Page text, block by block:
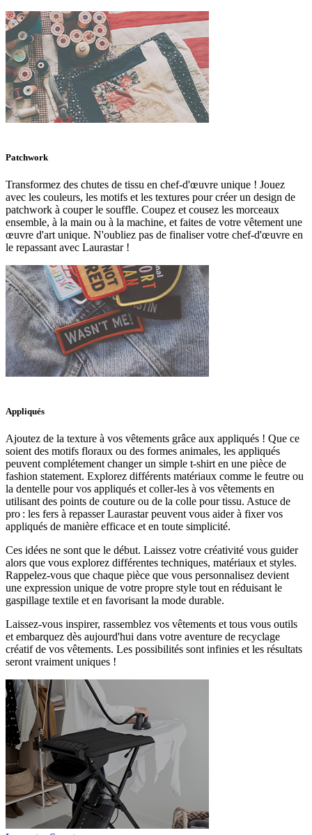
Patchwork
Transformez des chutes de tissu en chef-d'œuvre unique ! Jouez
avec les couleurs, les motifs et les textures pour créer un design de
patchwork à couper le souffle. Coupez et cousez les morceaux
ensemble, à la main ou à la machine, et faites de votre vêtement une
œuvre d'art unique. N'oubliez pas de finaliser votre chef-d'œuvre en
le repassant avec Laurastar !
Appliqués
Ajoutez de la texture à vos vêtements grâce aux appliqués ! Que ce
soient des motifs floraux ou des formes animales, les appliqués
peuvent complétement changer un simple t-shirt en une pièce de
fashion statement. Explorez différents matériaux comme le feutre ou
la dentelle pour vos appliqués et coller-les à vos vêtements en
utilisant des points de couture ou de la colle pour tissu. Astuce de
pro : les fers à repasser Laurastar peuvent vous aider à fixer vos
appliqués de manière efficace et en toute simplicité.
Ces idées ne sont que le début. Laissez votre créativité vous guider
alors que vous explorez différentes techniques, matériaux et styles.
Rappelez-vous que chaque pièce que vous personnalisez devient
une expression unique de votre propre style tout en réduisant le
gaspillage textile et en favorisant la mode durable.
Laissez-vous inspirer, rassemblez vos vêtements et tous vous outils
et embarquez dès aujourd'hui dans votre aventure de recyclage
créatif de vos vêtements. Les possibilités sont infinies et les résultats
seront vraiment uniques !